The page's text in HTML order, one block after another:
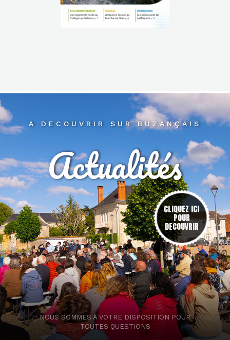
A DECOUVRIR SUR BUZANÇAIS
NOUS SOMMES A VOTRE DISPOSITION POUR
TOUTES QUESTIONS
CLIQUEZ ICI
POUR
DECOUVRIR
Actualités